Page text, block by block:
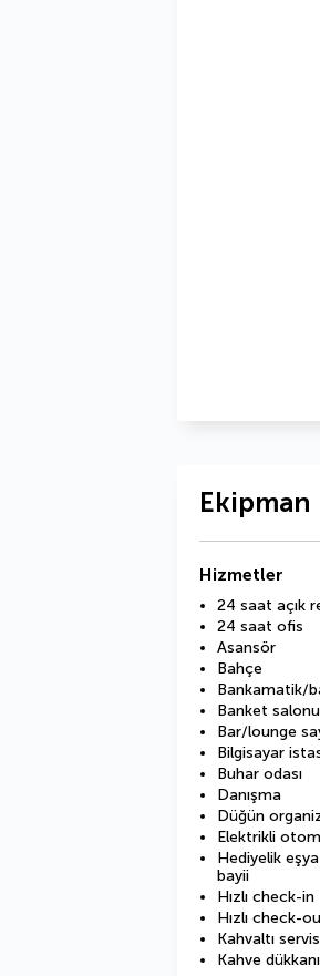
Ekipman
Hizmetler
24 saat açık
24 saat ofis
Asansör
Bahçe
Bankamatik/
Banket salonu
Bar/lounge
Bilgisayar
Buhar odası
Danışma
Düğün
Elektrikli
Hediyelik
bayii
Hızlı check-in
Hızlı check-
Kahvaltı
Kahve